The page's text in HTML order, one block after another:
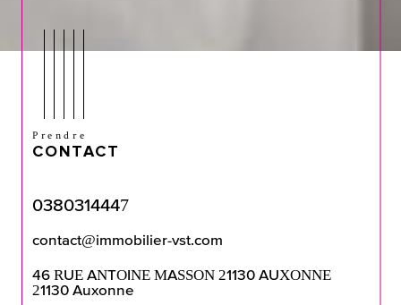
Prendre
CONTACT
0380314447
contact@immobilier-vst.com
46 RUE ANTOINE MASSON 21130 AUXONNE
21130
Auxonne